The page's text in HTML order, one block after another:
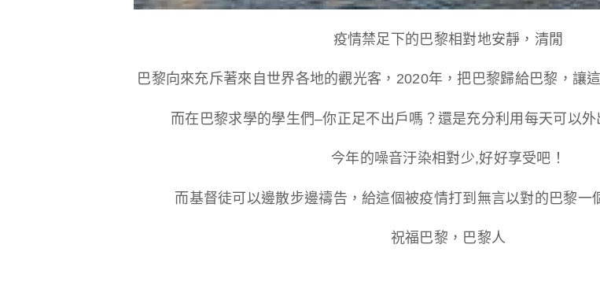
疫情禁足下的巴黎相對地安靜，清閒
巴黎向來充斥著來自世界各地的觀光客，2020年，把巴黎歸給巴黎，讓
而在巴黎求學的學生們–你正足不出戶嗎？還是充分利用每天可以
今年的噪音汙染相對少,好好享受吧！
而基督徒可以邊散步邊禱告，給這個被疫情打到無言以對的巴黎一
祝福巴黎，巴黎人